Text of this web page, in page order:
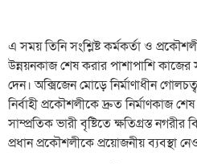
এ সময় তিনি সংশ্লিষ্ট কর্মকর্তা ও
উন্নয়নকাজ শেষ করার পাশাপাশি কাজের
দেন। অক্সিজেন মোড়ে নির্মাণাধীন
নির্বাহী প্রকৌশলীকে দ্রুত নির্মাণকাজ
সাম্প্রতিক ভারী বৃষ্টিতে ক্ষতিগ্রস্ত
প্রধান প্রকৌশলীকে প্রয়োজনীয় ব্যবস্থা